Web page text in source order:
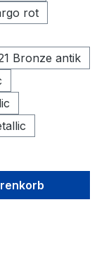
rot
Bronze antik